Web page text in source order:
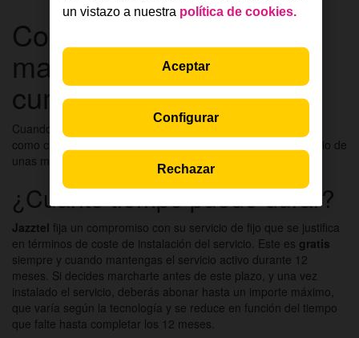
Consecuencias de
marcharte antes de
cumplir el contrato
Cuando llegas a
, firmamos un acuerdo por el que tú
como cliente aceptas cumplir una serie de requisitos, a cambio de
unas mejores condiciones en tu tarifa o en tu móvil.
¿Cuánto tiempo puede durar?
Jazztel fija un compromiso con su servicio de fijo que se justifica
en términos de coste de instalación del servicio. Este es gratis
siempre y cuando mantengas el servicio activo durante 12
meses. Si decides marcharte antes de este plazo, y una vez
instalado el servicio, deberás abonar hasta un importe máximo,
que varía según la tecnología y se reduce en función del tiempo
que falte hasta completar los 12 meses.
un vistazo a nuestra política de cookies.
Configurar
Rechazar
Aceptar